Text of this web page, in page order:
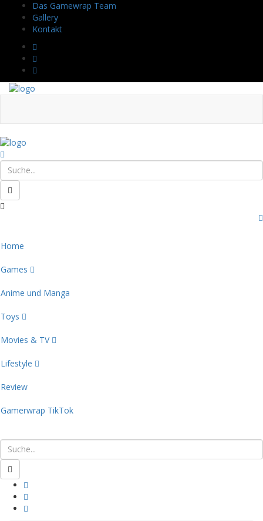
Das Gamewrap Team
Gallery
Kontakt
Home
Games
Anime und Manga
Toys
Movies & TV
Lifestyle
Review
Gamerwrap TikTok